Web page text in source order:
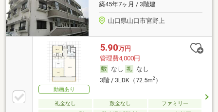
築45年7ヶ月 / 3階建
山口県山口市宮野上
動画あり
5.90万円
管理費4,000円
なし
なし
3階 / 3LDK（72.5m2）
礼金なし 敷金なし
ファミリー